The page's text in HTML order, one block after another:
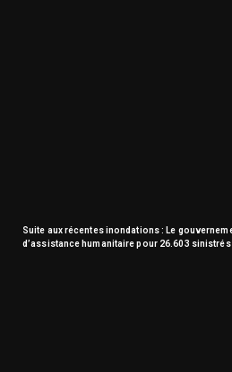
Suite aux récentes inondations : Le
d’assistance humanitaire pour 26.603 sinistrés